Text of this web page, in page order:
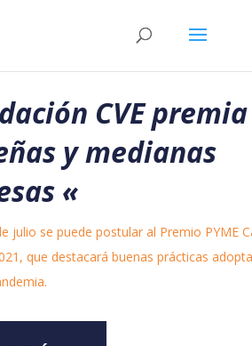
CVE
y medianas
«
julio se puede postular al Premio PYME
que destacará buenas prácticas